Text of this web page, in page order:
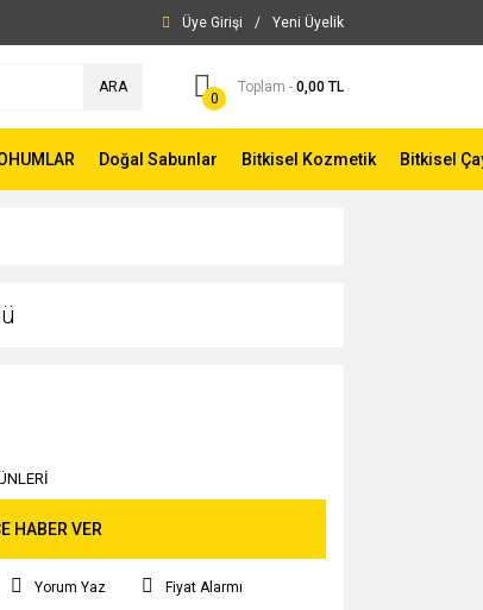
Üye Girişi / Yeni Üyelik
ARA
0
Toplam - 0,00 TL
Doğal Sabunlar Bitkisel Kozmetik Bitkisel
HABER VER
Yorum Yaz Fiyat Alarmı